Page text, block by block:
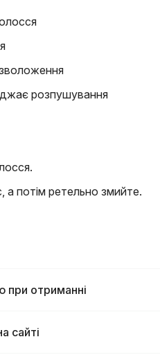
розпушування
а потім ретельно змийте.
при отриманні
сайті